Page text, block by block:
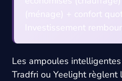
(ménage) + confort
Investissement
Les ampoules
Tradfri ou Yeelight règlent